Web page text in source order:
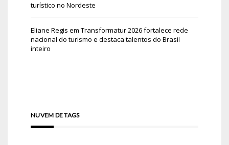
turístico no Nordeste
Eliane Regis em Transformatur 2026 fortalece rede
nacional do turismo e destaca talentos do Brasil
inteiro
NUVEM DE TAGS